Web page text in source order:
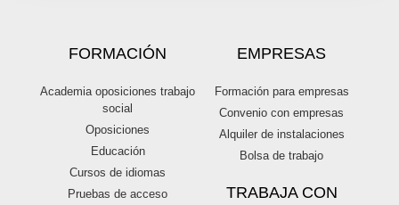
FORMACIÓN
Academia oposiciones trabajo
social
Oposiciones
Educación
Cursos de idiomas
Pruebas de acceso
EMPRESAS
Formación para empresas
Convenio con empresas
Alquiler de instalaciones
Bolsa de trabajo
TRABAJA CON